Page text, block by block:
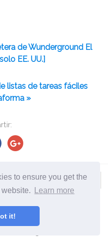
to ensure you get the
Learn more
it!
de Wunderground El
EE. UU.]
listas de tareas fáciles
»
Svenska
Norsk
Español Românesc